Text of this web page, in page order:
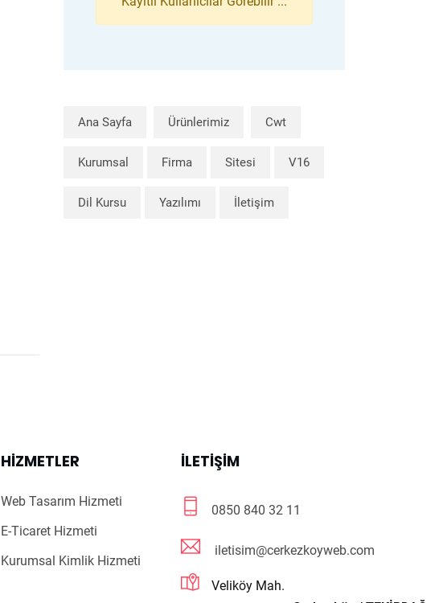
Ana Sayfa Ürünlerimiz Cwt
Kurumsal Firma Sitesi V16
Dil Kursu Yazılımı İletişim
HIZMETLER
Web Tasarım Hizmeti
E-Ticaret Hizmeti
Kurumsal Kimlik Hizmeti
İLETIŞIM
0850 840 32 11
iletisim@cerkezkoyweb.com
Veliköy Mah.